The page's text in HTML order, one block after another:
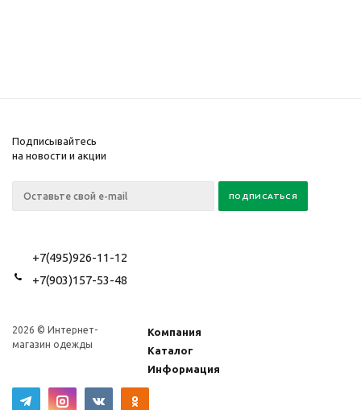
Подписывайтесь
на новости и акции
+7(495)926-11-12
+7(903)157-53-48
2026 © Интернет-
магазин одежды
Компания
Каталог
Информация